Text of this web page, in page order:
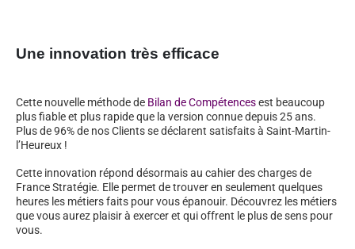
Une innovation très efficace
Cette nouvelle méthode de Bilan de Compétencesest beaucoup
plus fiable et plus rapide que la version connue depuis 25 ans.
Plus de 96% de nos Clients se déclarent satisfaits à Saint-Martin-
l’Heureux !
Cette innovation répond désormais au cahier des charges de
France Stratégie. Elle permet de trouver en seulement quelques
heures les métiers faits pour vous épanouir. Découvrez les métiers
que vous aurez plaisir à exercer et qui offrent le plus de sens pour
vous.